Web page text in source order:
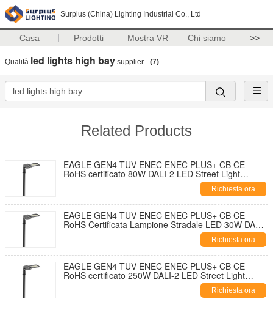
Surplus (China) Lighting Industrial Co., Ltd
Casa Prodotti Mostra VR Chi siamo >>
Qualità led lights high bay supplier. (7)
Related Products
EAGLE GEN4 TUV ENEC ENEC PLUS+ CB CE
RoHS certificato 80W DALI-2 LED Street Light
195lm/W Con 7 PIN NEMA Socket Shorting Cap e
10KV SPD Disegno di apertura e autopulizia senza
utensili
Richiesta ora
EAGLE GEN4 TUV ENEC ENEC PLUS+ CB CE
RoHS Certificata Lampione Stradale LED 30W DALI-
2 195lm/W Con Cappuccio di Cortocircuito Presa
NEMA a 7 PIN e SPD 10KV Design ad Apertura
Senza Attrezzi e Autopulente
Richiesta ora
EAGLE GEN4 TUV ENEC ENEC PLUS+ CB CE
RoHS certificato 250W DALI-2 LED Street Light
195lm/W Con 7 PIN NEMA Socket Shorting Cap e
10KV SPD Disegno di apertura e autopulizia senza
utensili
Richiesta ora